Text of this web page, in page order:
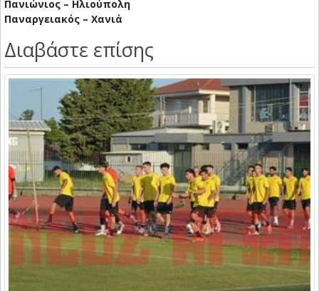
Πανιώνιος – Ηλιούπολη
Παναργειακός – Χανιά
Διαβάστε επίσης